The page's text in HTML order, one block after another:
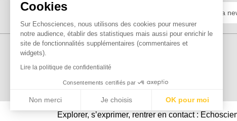
Cookies
Sur Echosciences, nous utilisons des cookies pour mesurer
notre audience, établir des statistiques mais aussi pour enrichir le
site de fonctionnalités supplémentaires (commentaires et
widgets).
Lire la politique de confidentialité
Consentements certifiés par
Non merci Je choisis OK pour moi
Axeptio consentExplorer, s’exprimer, rentrer en contact :